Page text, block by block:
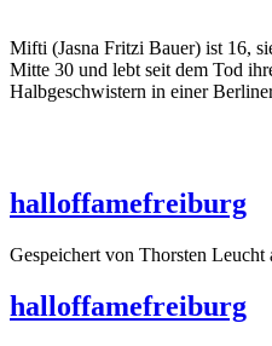
Mifti (Jasna Fritzi Bauer) ist 16,
Mitte 30 und lebt seit dem Tod
Halbgeschwistern in einer
halloffamefreiburg
Gespeichert von Thorsten Leucht
halloffamefreiburg